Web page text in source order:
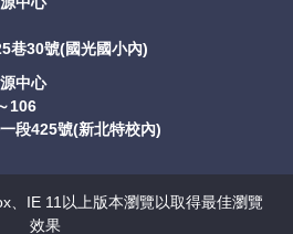
巷30號(國光國小內)
中心
106
段425號(新北特校內)
、IE 11以上版本瀏覽以取得最佳瀏覽
效果